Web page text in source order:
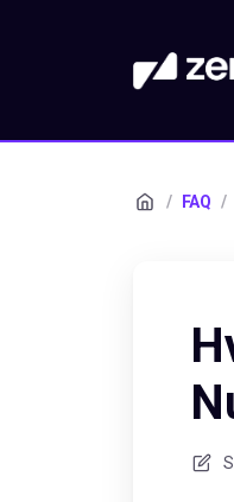
/ FAQ /